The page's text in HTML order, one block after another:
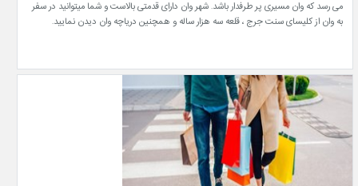
می رسد که وان مسیری پر طرفدار باشد. شهر وان دارای قدمتی بالاست و شما میتوانید در سفر
به وان از کلیسای سنت جرج ، قلعه سه هزار ساله و همچنین دریاچه وان دیدن نمایید.